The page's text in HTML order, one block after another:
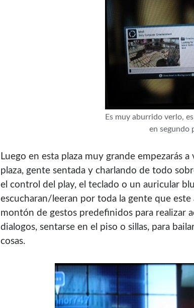
Es muy aburrido verlo,
en segundo
Luego en esta plaza muy grande empezarás
plaza, gente sentada y charlando de todo
el control del play, el teclado o un auricular
escucharan/leeran por toda la gente que este
montón de gestos predefinidos para realizar
dialogos, sentarse en el piso o sillas, para
cosas.